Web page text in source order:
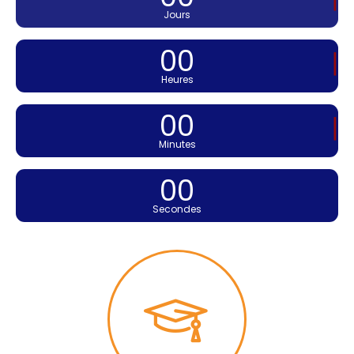
Jours
00
Heures
00
Minutes
00
Secondes